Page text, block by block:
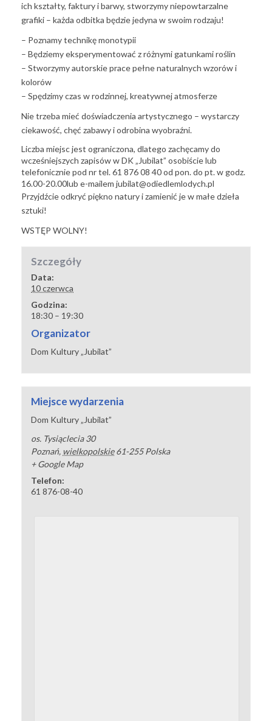
ich kształty, faktury i barwy, stworzymy niepowtarzalne
grafiki – każda odbitka będzie jedyna w swoim rodzaju!
– Poznamy technikę monotypii
– Będziemy eksperymentować z różnymi gatunkami roślin
– Stworzymy autorskie prace pełne naturalnych wzorów i
kolorów
– Spędzimy czas w rodzinnej, kreatywnej atmosferze
Nie trzeba mieć doświadczenia artystycznego – wystarczy
ciekawość, chęć zabawy i odrobina wyobraźni.
Liczba miejsc jest ograniczona, dlatego zachęcamy do
wcześniejszych zapisów w DK „Jubilat” osobiście lub
telefonicznie pod nr tel. 61 876 08 40 od pon. do pt. w godz.
16.00-20.00lub e-mailem jubilat@odiedlemlodych.pl
Przyjdźcie odkryć piękno natury i zamienić je w małe dzieła
sztuki!
WSTĘP WOLNY!
Szczegóły
Data:
10 czerwca
Godzina:
18:30 – 19:30
Organizator
Dom Kultury „Jubilat”
Miejsce wydarzenia
Dom Kultury „Jubilat”
os. Tysiąclecia 30
Poznań, wielkopolskie 61-255 Polska
+ Google Map
Telefon:
61 876-08-40